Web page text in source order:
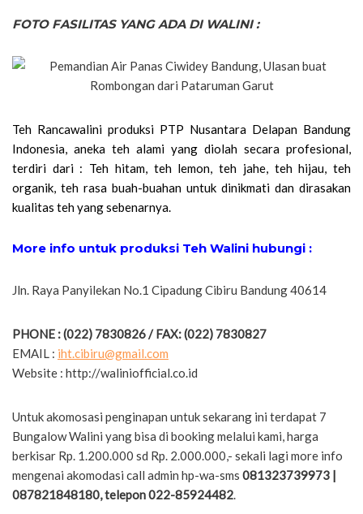
FOTO FASILITAS YANG ADA DI WALINI :
Teh Rancawalini produksi PTP Nusantara Delapan Bandung
Indonesia, aneka teh alami yang diolah secara profesional,
terdiri dari : Teh hitam, teh lemon, teh jahe, teh hijau, teh
organik, teh rasa buah-buahan untuk dinikmati dan dirasakan
kualitas teh yang sebenarnya.
More info untuk produksi Teh Walini hubungi :
Jln. Raya Panyilekan No.1 Cipadung Cibiru Bandung 40614
PHONE : (022) 7830826 / FAX: (022) 7830827
EMAIL : iht.cibiru@gmail.com
Website : http://waliniofficial.co.id
Untuk akomosasi penginapan untuk sekarang ini terdapat 7
Bungalow Walini yang bisa di booking melalui kami, harga
berkisar Rp. 1.200.000 sd Rp. 2.000.000,- sekali lagi more info
mengenai akomodasi call admin hp-wa-sms 081323739973 |
087821848180, telepon 022-85924482.